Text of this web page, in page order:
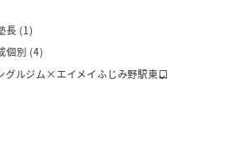
長 (1)
個別 (4)
グルジム×エイメイふじみ野駅東口